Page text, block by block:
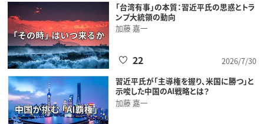
「台湾有事」の本質：習近平氏の思惑とトラ
ンプ大統領の動向
加藤 嘉一
2026/7/30
22
習近平氏が「主導権を握り、米国に勝つ」と
示唆した中国のAI戦略とは？
加藤 嘉一